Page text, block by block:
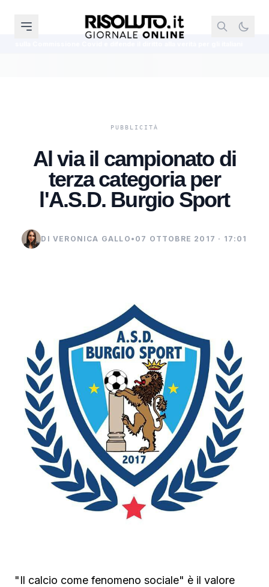
Al via il campionato di
terza categoria per
l'A.S.D. Burgio Sport
DI VERONICA GALLO • 07 OTTOBRE 2017 · 17:01
"Il calcio come fenomeno sociale" è il valore